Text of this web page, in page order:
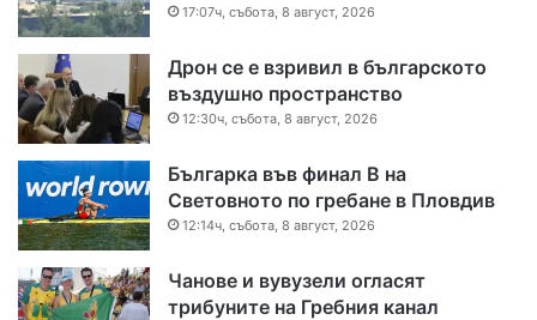
17:07ч, събота, 8 август, 2026
Дрон се е взривил в българското
въздушно пространство
12:30ч, събота, 8 август, 2026
Българка във финал B на
Световното по гребане в Пловдив
12:14ч, събота, 8 август, 2026
Чанове и вувузели огласят
трибуните на Гребния канал